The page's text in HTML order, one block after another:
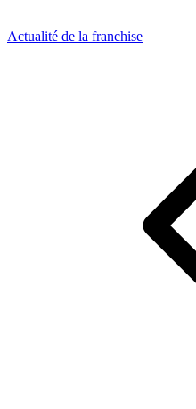
Actualité de la franchise